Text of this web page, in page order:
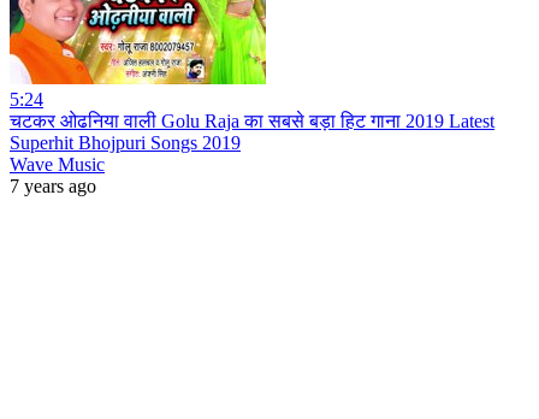
5:24
चटकर ओढनिया वाली Golu Raja का सबसे बड़ा हिट गाना 2019 Latest
Superhit Bhojpuri Songs 2019
Wave Music
7 years ago